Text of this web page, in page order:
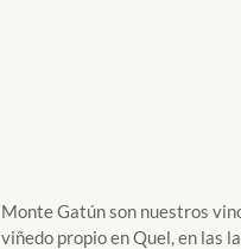
Monte Gatún son nuestros
viñedo propio en Quel, en las